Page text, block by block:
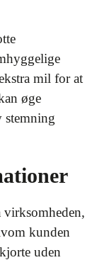
mil for at
øge
stemning
kunden
uden